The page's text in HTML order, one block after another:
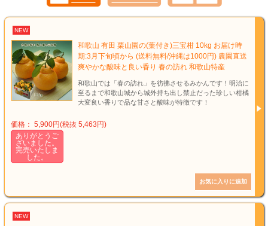
NEW
和歌山 有田 栗山園の(葉付き)三宝柑 10kg お届け時
期:3月下旬頃から (送料無料/沖縄は1000円) 農園直送
爽やかな酸味と良い香り 春の訪れ 和歌山特産
和歌山では「春の訪れ」を彷彿させるみかんです！明治に
至るまで和歌山城から城外持ち出し禁止だった珍しい柑橘
大変良い香りで品な甘さと酸味が特徴です！
価格： 5,900円(税抜 5,463円)
ありがとうご
ざいました。
完売いたしま
した。
NEW